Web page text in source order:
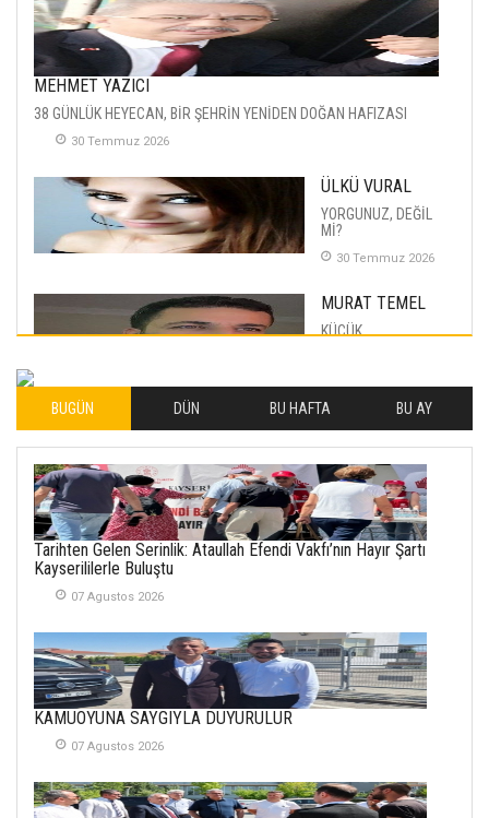
MEHMET YAZICI
38 GÜNLÜK HEYECAN, BİR ŞEHRİN YENİDEN DOĞAN HAFIZASI
30 Temmuz 2026
ÜLKÜ VURAL
YORGUNUZ, DEĞİL
Mİ?
30 Temmuz 2026
MURAT TEMEL
KÜÇÜK
İLHAN YILMAZ
SOFRADA AYRIMCILIK
VAR
26 Subat 2026
METİN ERTEM
YENİ HİCRİ YIL VE
SEMRA ŞAHİN
KENDİNE UYANMAK
İlgi Alanlarımız ve Biz
BUGÜN DÜN BU HAFTA BU AY
Tarihten Gelen Serinlik: Ataullah Efendi Vakfı’nın Hayır Şartı
Kayserililerle Buluştu
07 Agustos 2026
KAMUOYUNA SAYGIYLA DUYURULUR
07 Agustos 2026